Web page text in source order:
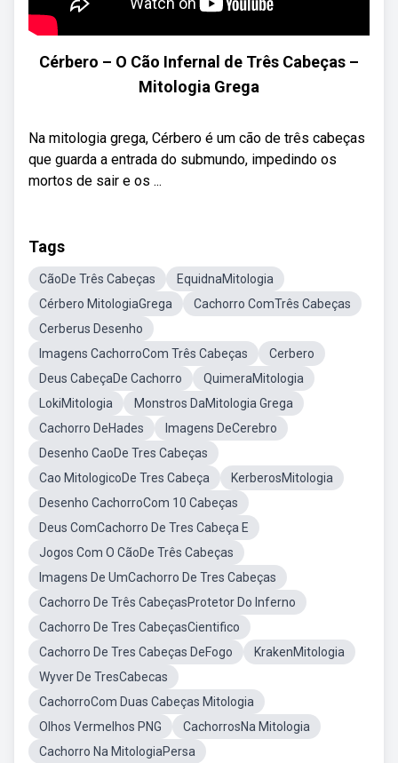
Cérbero – O Cão Infernal de Três Cabeças –
Mitologia Grega
Na mitologia grega, Cérbero é um cão de três cabeças
que guarda a entrada do submundo, impedindo os
mortos de sair e os ...
Tags
CãoDe Três Cabeças
EquidnaMitologia
Cérbero MitologiaGrega
Cachorro ComTrês Cabeças
Cerberus Desenho
Imagens CachorroCom Três Cabeças
Cerbero
Deus CabeçaDe Cachorro
QuimeraMitologia
LokiMitologia
Monstros DaMitologia Grega
Cachorro DeHades
Imagens DeCerebro
Desenho CaoDe Tres Cabeças
Cao MitologicoDe Tres Cabeça
KerberosMitologia
Desenho CachorroCom 10 Cabeças
Deus ComCachorro De Tres Cabeça E
Jogos Com O CãoDe Três Cabeças
Imagens De UmCachorro De Tres Cabeças
Cachorro De Três CabeçasProtetor Do Inferno
Cachorro De Tres CabeçasCientifico
Cachorro De Tres Cabeças DeFogo
KrakenMitologia
Wyver De TresCabecas
CachorroCom Duas Cabeças Mitologia
Olhos Vermelhos PNG
CachorrosNa Mitologia
Cachorro Na MitologiaPersa